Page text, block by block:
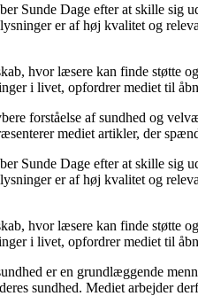
Dage efter at skille sig
er af høj kvalitet og
hvor læsere kan finde støtte
i livet, opfordrer mediet til
forståelse af sundhed og
mediet artikler, der
Dage efter at skille sig
er af høj kvalitet og
hvor læsere kan finde støtte
i livet, opfordrer mediet til
er en grundlæggende
sundhed. Mediet arbejder